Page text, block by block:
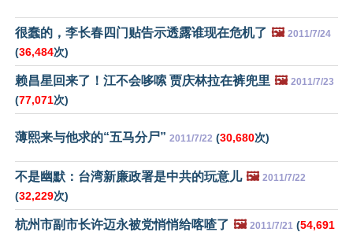
很蠢的，李长春四门贴告示透露谁现在危机了 🖼️ 2011/7/24
(36,484次)
赖昌星回来了！江不会哆嗦 贾庆林拉在裤兜里 🖼️ 2011/7/23
(77,071次)
薄熙来与他求的“五马分尸” 2011/7/22 (30,680次)
不是幽默：台湾新廉政署是中共的玩意儿 🖼️ 2011/7/22
(32,229次)
杭州市副市长许迈永被党悄悄给喀喳了 🖼️ 2011/7/21 (54,691